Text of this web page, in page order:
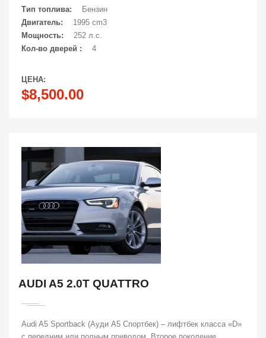
Тип топлива:
Бензин
Двигатель:
1995 cm3
Мощность:
252 л.с.
Кол-во дверей :
4
ЦЕНА:
$8,500.00
AUDI A5 2.0T QUATTRO
Audi A5 Sportback (Ауди А5 Спортбек) – лифтбек класса «D»